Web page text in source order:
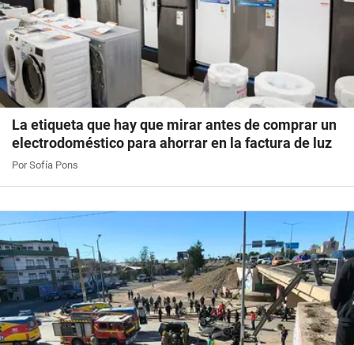
La etiqueta que hay que mirar antes de comprar un
electrodoméstico para ahorrar en la factura de luz
Por Sofía Pons